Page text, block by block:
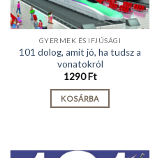
GYERMEK ÉS IFJÚSÁGI
101 dolog, amit jó, ha tudsz a
vonatokról
1290Ft
KOSÁRBA